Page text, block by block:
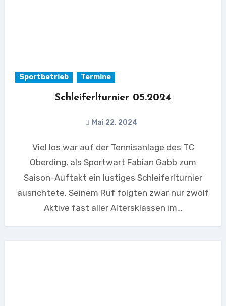
Sportbetrieb Termine
Schleiferlturnier 05.2024
Mai 22, 2024
Viel los war auf der Tennisanlage des TC
Oberding, als Sportwart Fabian Gabb zum
Saison-Auftakt ein lustiges Schleiferlturnier
ausrichtete. Seinem Ruf folgten zwar nur zwölf
Aktive fast aller Altersklassen im…